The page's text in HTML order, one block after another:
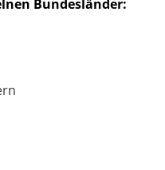
Bundesländer: